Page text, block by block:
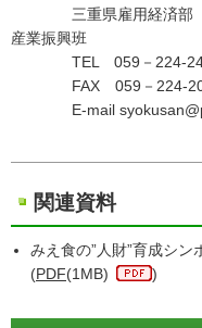
三重県雇用経済部 中
産業振興班
TEL 059－224-
FAX 059－224-
E‐mail
関連資料
みえ食の”人財”育成シ
(PDF(1MB) )